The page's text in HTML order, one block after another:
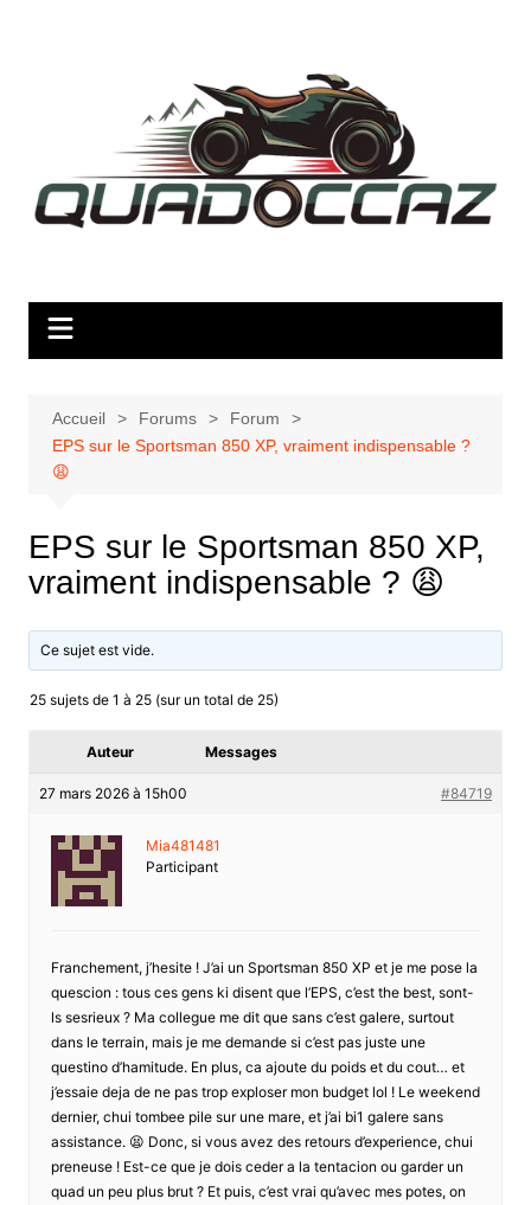
Accueil Forums
Forum
EPS sur le Sportsman 850 XP, vraiment indispensable ?
😩
EPS sur le Sportsman 850 XP,
vraiment indispensable ? 😩
Ce sujet est vide.
25 sujets de 1 à 25 (sur un total de 25)
Auteur Messages
27 mars 2026 à 15h00 #84719
Mia481481
Participant
Franchement, j’hesite ! J’ai un Sportsman 850 XP et je me pose la
quescion : tous ces gens ki disent que l’EPS, c’est the best, sont-
ls sesrieux ? Ma collegue me dit que sans c’est galere, surtout
dans le terrain, mais je me demande si c’est pas juste une
questino d’hamitude. En plus, ca ajoute du poids et du cout… et
j’essaie deja de ne pas trop exploser mon budget lol ! Le weekend
dernier, chui tombee pile sur une mare, et j’ai bi1 galere sans
assistance. 😫 Donc, si vous avez des retours d’experience, chui
preneuse ! Est-ce que je dois ceder a la tentacion ou garder un
quad un peu plus brut ? Et puis, c’est vrai qu’avec mes potes, on